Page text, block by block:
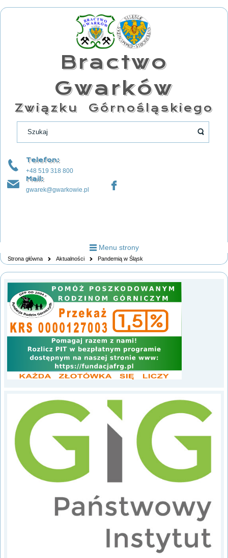
Bractwo
Gwarków
Związku Górnośląskiego
Telefon:
+48 519 318 800
Mail:
gwarek@gwarkowie.pl
Menu strony
Strona główna Aktualności Pandemią w Śląsk